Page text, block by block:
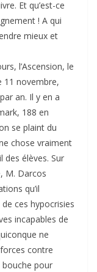
Et qu’est-ce
! A qui
mieux et
l’Ascension, le
11 novembre,
an. Il y en a
188 en
se plaint du
chose vraiment
des élèves. Sur
M. Darcos
qu’il
ces hypocrisies
incapables de
ne
contre
bouche pour